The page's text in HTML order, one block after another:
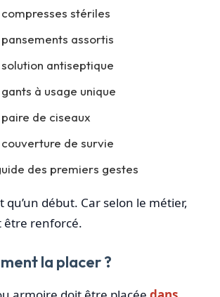
compresses stériles
pansements assortis
solution antiseptique
à usage unique
paire de ciseaux
couverture de survie
des premiers gestes
qu’un début. Car selon le métier,
être renforcé.
la placer ?